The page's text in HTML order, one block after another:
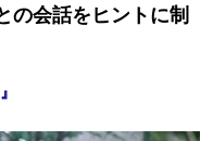
の会話をヒントに制